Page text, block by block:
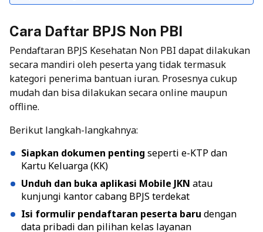
Cara Daftar BPJS Non PBI
Pendaftaran BPJS Kesehatan Non PBI dapat dilakukan
secara mandiri oleh peserta yang tidak termasuk
kategori penerima bantuan iuran. Prosesnya cukup
mudah dan bisa dilakukan secara online maupun
offline.
Berikut langkah-langkahnya:
Siapkan dokumen penting seperti e-KTP dan
Kartu Keluarga (KK)
Unduh dan buka aplikasi Mobile JKN atau
kunjungi kantor cabang BPJS terdekat
Isi formulir pendaftaran peserta baru dengan
data pribadi dan pilihan kelas layanan